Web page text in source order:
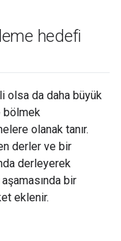
hedefi
olsa da daha büyük
bölmek
olanak tanır.
derler ve bir
derleyerek
bir
eklenir.